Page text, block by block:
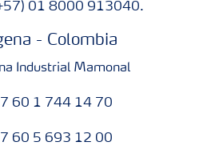
01 8000 913040.
- Colombia
Industrial Mamonal
60 1 744 14 70
60 5 693 12 00